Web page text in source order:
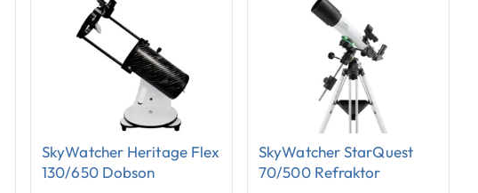
SkyWatcher Heritage Flex
130/650 Dobson
SkyWatcher StarQuest
70/500 Refraktor